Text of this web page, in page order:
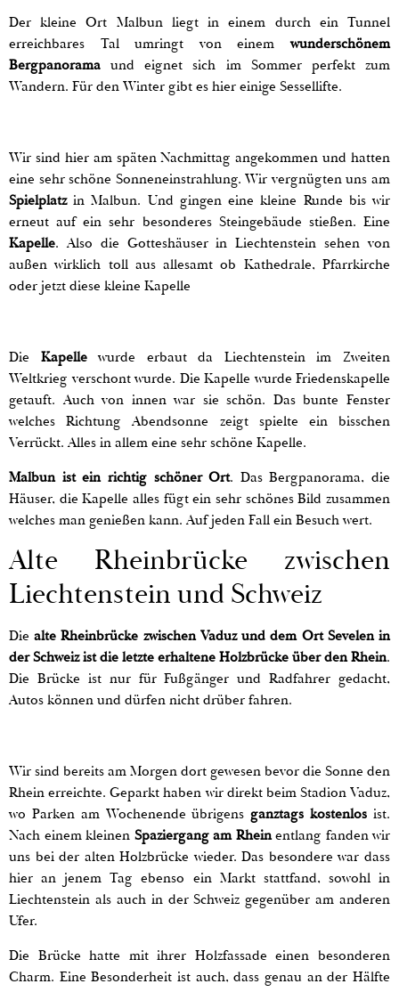
Der kleine Ort Malbun liegt in einem durch ein Tunnel
erreichbares Tal umringt von einemwunderschönem
Bergpanoramaund eignet sich im Sommer perfekt zum
Wandern. Für den Winter gibt es hier einige Sessellifte.
Wir sind hier am späten Nachmittag angekommen und hatten
eine sehr schöne Sonneneinstrahlung. Wir vergnügten uns am
Spielplatzin Malbun. Und gingen eine kleine Runde bis wir
erneut auf ein sehr besonderes Steingebäude stießen. Eine
Kapelle. Also die Gotteshäuser in Liechtenstein sehen von
außen wirklich toll aus allesamt ob Kathedrale, Pfarrkirche
oder jetzt diese kleine Kapelle
Die Kapellewurde erbaut da Liechtenstein im Zweiten
Weltkrieg verschont wurde. Die Kapelle wurde Friedenskapelle
getauft. Auch von innen war sie schön. Das bunte Fenster
welches Richtung Abendsonne zeigt spielte ein bisschen
Verrückt. Alles in allem eine sehr schöne Kapelle.
Malbun ist ein richtig schöner Ort. Das Bergpanorama, die
Häuser, die Kapelle alles fügt ein sehr schönes Bild zusammen
welches man genießen kann. Auf jeden Fall ein Besuch wert.
Alte Rheinbrücke zwischen
Liechtenstein und Schweiz
Diealte Rheinbrücke zwischen Vaduz und dem Ort Sevelen in
der Schweiz ist die letzte erhaltene Holzbrücke über den Rhein.
Die Brücke ist nur für Fußgänger und Radfahrer gedacht,
Autos können und dürfen nicht drüber fahren.
Wir sind bereits am Morgen dort gewesen bevor die Sonne den
Rhein erreichte. Geparkt haben wir direkt beim Stadion Vaduz,
wo Parken am Wochenende übrigensganztags kostenlos ist.
Nach einem kleinen Spaziergang am Rheinentlang fanden wir
uns bei der alten Holzbrücke wieder. Das besondere war dass
hier an jenem Tag ebenso ein Markt stattfand, sowohl in
Liechtenstein als auch in der Schweiz gegenüber am anderen
Ufer.
Die Brücke hatte mit ihrer Holzfassade einen besonderen
Charm. Eine Besonderheit ist auch, dass genau an der Hälfte